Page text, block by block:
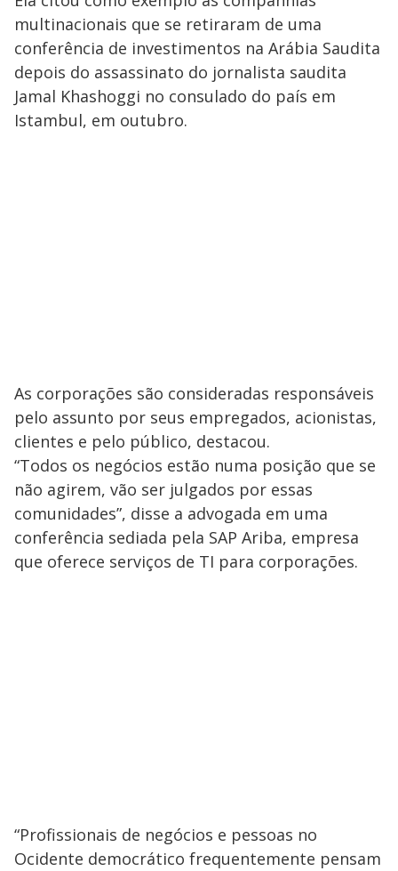
multinacionais que se retiraram de uma
conferência de investimentos na Arábia Saudita
depois do assassinato do jornalista saudita
Jamal Khashoggi no consulado do país em
Istambul, em outubro.
As corporações são consideradas responsáveis
pelo assunto por seus empregados, acionistas,
clientes e pelo público, destacou.
“Todos os negócios estão numa posição que se
não agirem, vão ser julgados por essas
comunidades”, disse a advogada em uma
conferência sediada pela SAP Ariba, empresa
que oferece serviços de TI para corporações.
“Profissionais de negócios e pessoas no
Ocidente democrático frequentemente pensam